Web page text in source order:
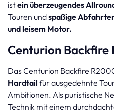
istein überzeugendes
Touren undspaßige
und leisem Motor.
Centurion Backfire
Das Centurion Backfire
Hardtail für ausgedehnte
Ambitionen. Als puristische
Technik mit einem